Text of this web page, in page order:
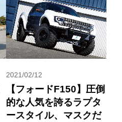
2021/02/12
【フォードF150】圧倒
的な人気を誇るラプタ
ースタイル、マスクだ